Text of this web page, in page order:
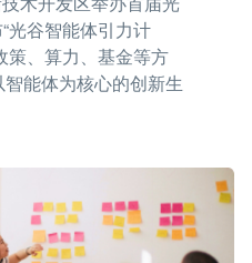
光谷智能体引力计
策、算力、基金等方
能体为核心的创新生